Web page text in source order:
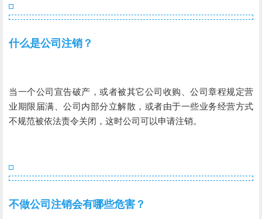
什么是公司注销？
当一个公司宣告破产，或者被其它公司收购、公司章程规定营
业期限届满、公司内部分立解散，或者由于一些业务经营方式
不规范被依法责令关闭，这时公司可以申请注销。
不做公司注销会有哪些危害？